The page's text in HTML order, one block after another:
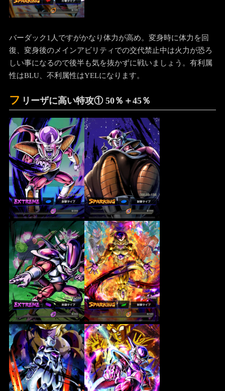
バーダック1人ですがかなり体力が高め。変身時に体力を回
復、変身後のメインアビリティでの交代禁止中は火力が恐ろ
しい事になるので後半も気を抜かずに戦いましょう。有利属
性はBLU、不利属性はYELになります。
フ リーザに高い特攻① 50％＋45％